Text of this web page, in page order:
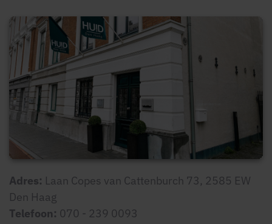
Adres: Laan Copes van Cattenburch 73, 2585 EW
Den Haag
Telefoon: 070 - 239 0093